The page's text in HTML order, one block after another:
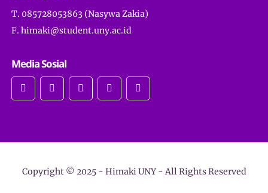
T. 085728053863 (Nasywa Zakia)
F. himaki@student.uny.ac.id
Media Sosial
Copyright © 2025 - Himaki UNY- All Rights Reserved